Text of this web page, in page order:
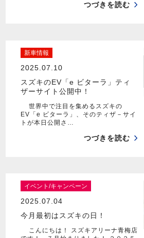
つづきを読む
新車情報
2025.07.10
スズキのEV「e ビターラ」ティ
ザーサイト公開中！
世界中で注目を集めるスズキの
EV「e ビターラ」、そのティザ－サイ
トが本日公開さ…
つづきを読む
イベント/キャンペーン
2025.07.04
今月最初はスズキの日！
こんにちは！ スズキアリーナ青梅店